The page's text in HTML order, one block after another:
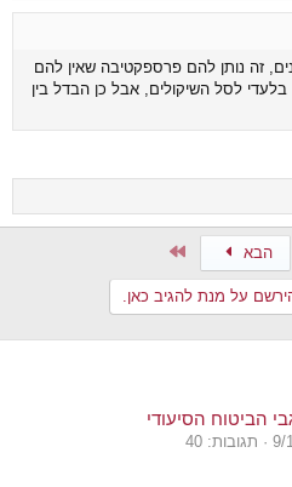
זה נותן להם פרספקטיבה שאין להם
לסל השיקולים, אבל כן הבדל בין
הבא
על מנת להגיב כאן.
הביטוח הסיעודי
9/
תגובות: 40